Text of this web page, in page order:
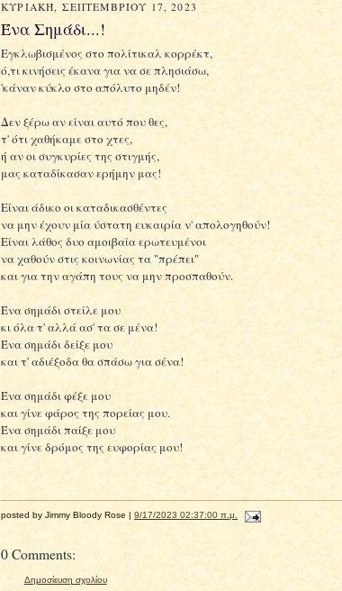
ΚΥΡΙΑΚΉ, ΣΕΠΤΕΜΒΡΊΟΥ 17, 2023
Ένα Σημάδι...!
Εγκλωβισμένος στο πολίτικαλ κορρέκτ,
ό,τι κινήσεις έκανα για να σε πλησιάσω,
'κάναν κύκλο στο απόλυτο μηδέν!
Δεν ξέρω αν είναι αυτό που θες,
τ' ότι χαθήκαμε στο χτες,
ή αν οι συγκυρίες της στιγμής,
μας καταδίκασαν ερήμην μας!
Είναι άδικο οι καταδικασθέντες
να μην έχουν μία ύστατη ευκαιρία ν' απολογηθούν!
Είναι λάθος δυο αμοιβαία ερωτευμένοι
να χαθούν στις κοινωνίας τα "πρέπει"
και για την αγάπη τους να μην προσπαθούν.
Ένα σημάδι στείλε μου
κι όλα τ' αλλά ασ' τα σε μένα!
Ένα σημάδι δείξε μου
και τ' αδιέξοδα θα σπάσω για σένα!
Ένα σημάδι φέξε μου
και γίνε φάρος της πορείας μου.
Ένα σημάδι παίξε μου
και γίνε δρόμος της ευφορίας μου!
posted by Jimmy Bloody Rose | 9/17/2023 02:37:00 π.μ.
0 Comments:
Δημοσίευση σχολίου